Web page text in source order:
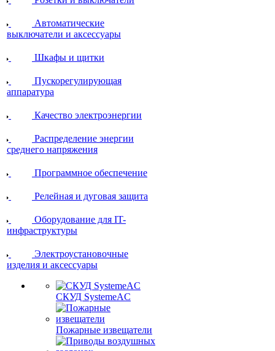
Автоматические
выключатели и аксессуары
Шкафы и щитки
Пускорегулирующая
аппаратура
Качество электроэнергии
Распределение энергии
среднего напряжения
Программное обеспечение
Релейная и дуговая защита
Оборудование для IT-
инфраструктуры
Электроустановочные
изделия и аксессуары
СКУД SystemeAC
Пожарные извещатели